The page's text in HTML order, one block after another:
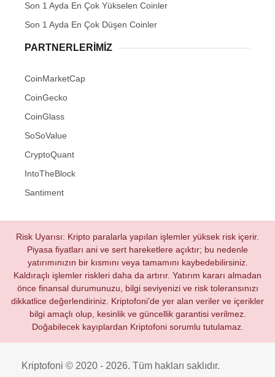
Son 1 Ayda En Çok Yükselen Coinler
Son 1 Ayda En Çok Düşen Coinler
PARTNERLERIMIZ
CoinMarketCap
CoinGecko
CoinGlass
SoSoValue
CryptoQuant
IntoTheBlock
Santiment
Risk Uyarısı: Kripto paralarla yapılan işlemler yüksek risk içerir.
Piyasa fiyatları ani ve sert hareketlere açıktır; bu nedenle
yatırımınızın bir kısmını veya tamamını kaybedebilirsiniz.
Kaldıraçlı işlemler riskleri daha da artırır. Yatırım kararı almadan
önce finansal durumunuzu, bilgi seviyenizi ve risk toleransınızı
dikkatlice değerlendiriniz. Kriptofoni’de yer alan veriler ve içerikler
bilgi amaçlı olup, kesinlik ve güncellik garantisi verilmez.
Doğabilecek kayıplardan Kriptofoni sorumlu tutulamaz.
Kriptofoni © 2020 - 2026. Tüm hakları saklıdır.